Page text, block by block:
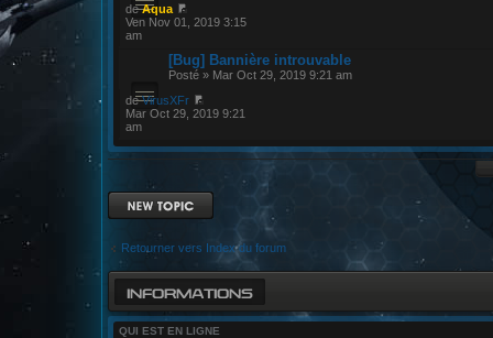
deAqua
Ven Nov 01, 2019 3:15
am
[Bug] Bannière introuvable
Posté » Mar Oct 29, 2019 9:21 am
deVirusXFr
Mar Oct 29, 2019 9:21
am
Ecrire un nouveau
sujet
Retourner vers Index du forum
INFORMATIONS
QUI EST EN LIGNE